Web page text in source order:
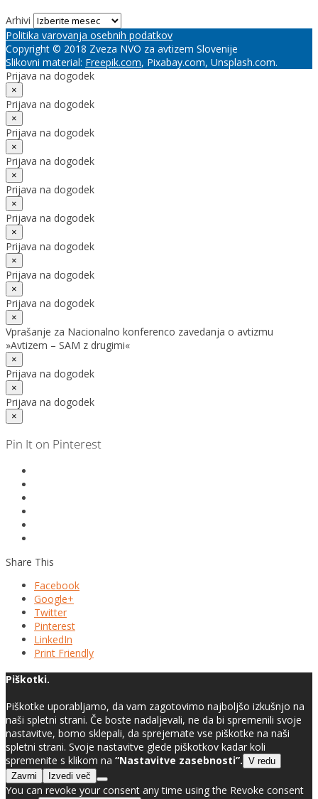
Arhivi
Politika varovanja osebnih podatkov
Copyright © 2018 Zveza NVO za avtizem Slovenije
Slikovni material: Freepik.com, Pixabay.com, Unsplash.com.
Prijava na dogodek
×
Prijava na dogodek
×
Prijava na dogodek
×
Prijava na dogodek
×
Prijava na dogodek
×
Prijava na dogodek
×
Prijava na dogodek
×
Prijava na dogodek
×
Prijava na dogodek
×
Vprašanje za Nacionalno konferenco zavedanja o avtizmu
»Avtizem – SAM z drugimi«
×
Prijava na dogodek
×
Prijava na dogodek
×
Pin It on Pinterest
Share This
Facebook
Google+
Twitter
Pinterest
LinkedIn
Print Friendly
Piškotki.
Piškotke uporabljamo, da vam zagotovimo najboljšo izkušnjo na
naši spletni strani. Če boste nadaljevali, ne da bi spremenili svoje
nastavitve, bomo sklepali, da sprejemate vse piškotke na naši
spletni strani. Svoje nastavitve glede piškotkov kadar koli
spremenite s klikom na “Nastavitve zasebnosti”. V redu
Zavrni
Izvedi več
You can revoke your consent any time using the Revoke consent